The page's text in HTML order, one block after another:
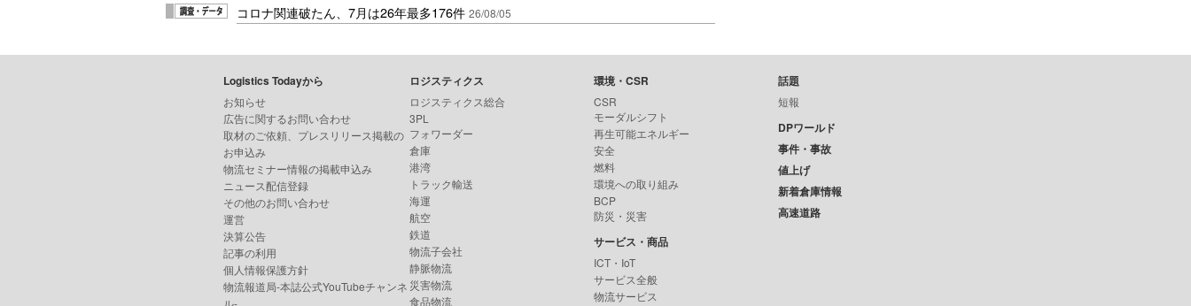
コロナ関連破たん、7月は26年最多176件 26/08/05
Logistics Todayから
お知らせ
広告に関するお問い合わせ
取材のご依頼、プレスリリース掲載の
お申込み
物流セミナー情報の掲載申込み
ニュース配信登録
その他のお問い合わせ
運営
決算公告
記事の利用
個人情報保護方針
物流報道局-本誌公式YouTubeチャンネ
ル-
ロジスティクス
ロジスティクス総合
3PL
フォワーダー
倉庫
港湾
トラック輸送
海運
航空
鉄道
物流子会社
静脈物流
災害物流
食品物流
環境・CSR
CSR
モーダルシフト
再生可能エネルギー
安全
燃料
環境への取り組み
BCP
防災・災害
サービス・商品
ICT・IoT
サービス全般
物流サービス
話題
短報
DPワールド
事件・事故
値上げ
新着倉庫情報
高速道路